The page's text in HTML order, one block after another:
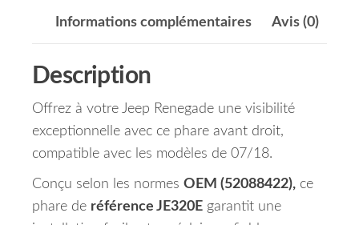
Informations complémentaires Avis (0)
Description
Offrez à votre Jeep Renegade une visibilité
exceptionnelle avec ce phare avant droit,
compatible avec les modèles de 07/18.
Conçu selon les normes OEM (52088422), ce
phare de référence JE320E garantit une